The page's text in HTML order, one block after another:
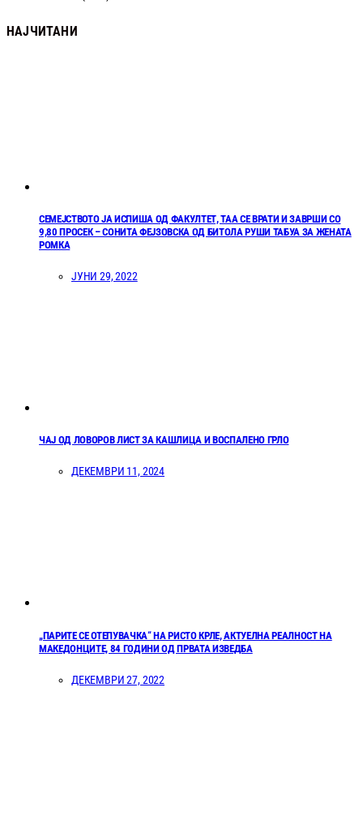
НАЈЧИТАНИ
СЕМЕЈСТВОТО ЈА ИСПИША ОД ФАКУЛТЕТ, ТАА СЕ ВРАТИ И ЗАВРШИ СО
9,80 ПРОСЕК – СОНИТА ФЕЈЗОВСКА ОД БИТОЛА РУШИ ТАБУА ЗА ЖЕНАТА
РОМКА
ЈУНИ 29, 2022
ЧАЈ ОД ЛОВОРОВ ЛИСТ ЗА КАШЛИЦА И ВОСПАЛЕНО ГРЛО
ДЕКЕМВРИ 11, 2024
„ПАРИТЕ СЕ ОТЕПУВАЧКА“ НА РИСТО КРЛЕ, АКТУЕЛНА РЕАЛНОСТ НА
МАКЕДОНЦИТЕ, 84 ГОДИНИ ОД ПРВАТА ИЗВЕДБА
ДЕКЕМВРИ 27, 2022